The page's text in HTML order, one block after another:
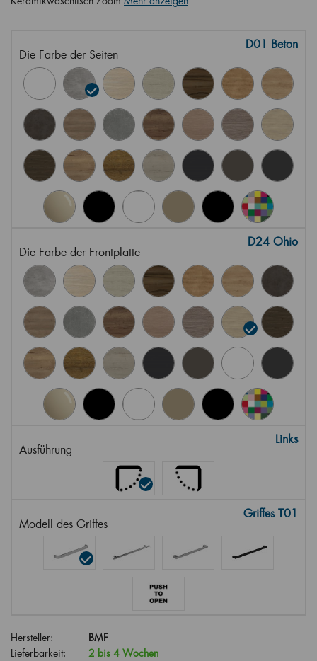
Die Farbe der Seiten
D01 Beton
Die Farbe der Frontplatte
D24 Ohio
Ausführung
Links
Modell des Griffes
Griffes T01
Hersteller:
BMF
Lieferbarkeit:
2 bis 4 Wochen